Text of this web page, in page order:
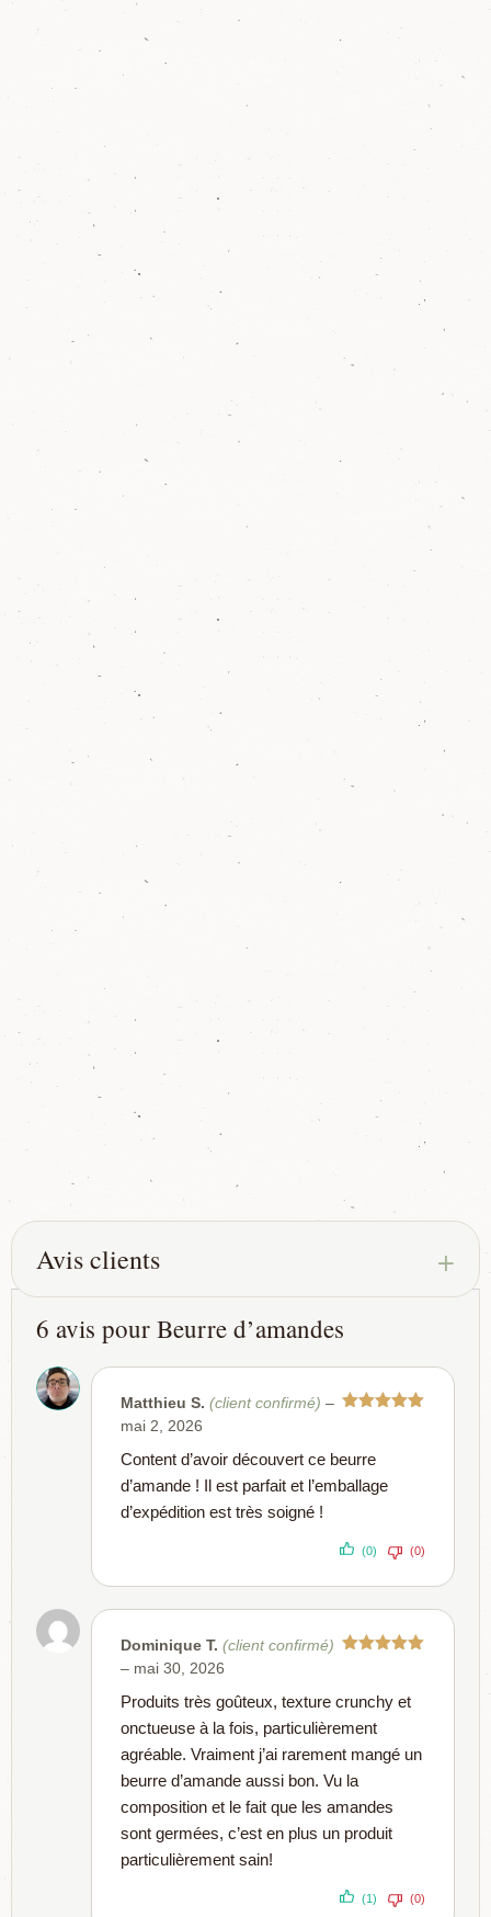
6 avis pour Beurre d’amandes
Matthieu S. (client confirmé) –
mai 2, 2026
Content d’avoir découvert ce beurre
d’amande ! Il est parfait et l’emballage
d’expédition est très soigné !
(0) (0)
Dominique T. (client confirmé)
– mai 30, 2026
Produits très goûteux, texture crunchy et
onctueuse à la fois, particulièrement
agréable. Vraiment j’ai rarement mangé un
beurre d’amande aussi bon. Vu la
composition et le fait que les amandes
sont germées, c’est en plus un produit
particulièrement sain!
(1) (0)